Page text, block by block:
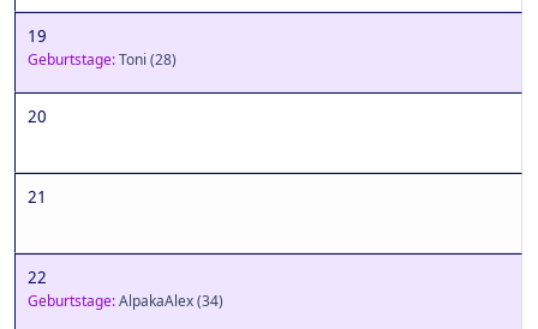
19
Geburtstage:Toni (28)
20
21
22
Geburtstage:AlpakaAlex(34)